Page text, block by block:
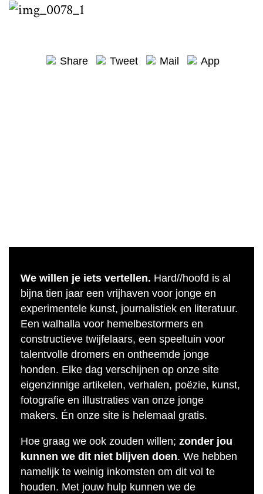
Share Tweet Mail App
We willen je iets vertellen. Hard//hoofd is al
bijna tien jaar een vrijhaven voor jonge en
experimentele kunst, journalistiek en literatuur.
Een walhalla voor hemelbestormers en
constructieve twijfelaars, een speeltuin voor
talentvolle dromers en ontheemde jonge
honden. Elke dag verschijnen op onze site
eigenzinnige artikelen, verhalen, poëzie, kunst,
fotografie en illustraties van onze jonge
makers. Én onze site is helemaal gratis.
Hoe graag we ook zouden willen; zonder jou
kunnen we dit niet blijven doen. We hebben
namelijk te weinig inkomsten om dit vol te
houden. Met jouw hulp kunnen we de